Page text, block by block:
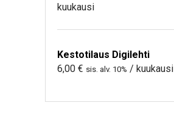
kuukausi
Kestotilaus Digilehti
6,00 € sis. alv. 10% / kuukausi